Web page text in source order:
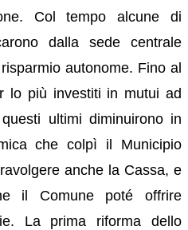
Col tempo alcune di
dalla sede centrale
autonome. Fino al
lo più investiti in mutui ad
ultimi diminuirono in
che colpì il Municipio
anche la Cassa, e
il Comune poté offrire
La prima riforma dello